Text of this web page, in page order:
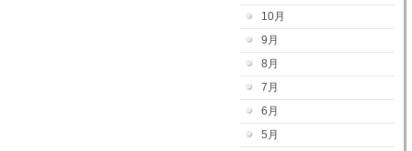
10月
9月
8月
7月
6月
5月